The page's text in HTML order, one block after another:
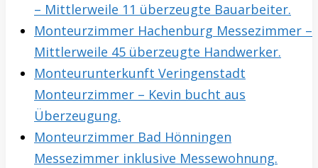
– Mittlerweile 11 überzeugte Bauarbeiter.
Monteurzimmer Hachenburg Messezimmer –
Mittlerweile 45 überzeugte Handwerker.
Monteurunterkunft Veringenstadt
Monteurzimmer – Kevin bucht aus
Überzeugung.
Monteurzimmer Bad Hönningen
Messezimmer inklusive Messewohnung.